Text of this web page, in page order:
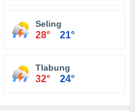
Seling
28° 21°
Tlabung
32° 24°